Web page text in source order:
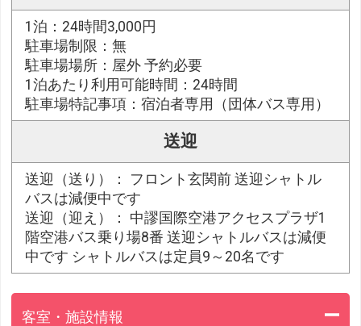
1泊：24時間3,000円
駐車場制限：無
駐車場場所：屋外 予約必要
1泊あたり利用可能時間：24時間
駐車場特記事項：宿泊者専用（団体バス専用）
送迎
送迎（送り）： フロント玄関前 送迎シャトル
バスは減便中です
送迎（迎え）： 中謬国際空港アクセスプラザ1
階空港バス乗り場8番 送迎シャトルバスは減便
中です シャトルバスは定員9～20名です
客室・施設情報